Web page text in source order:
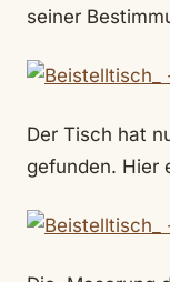
seiner
Der Tisch hat
gefunden. Hier